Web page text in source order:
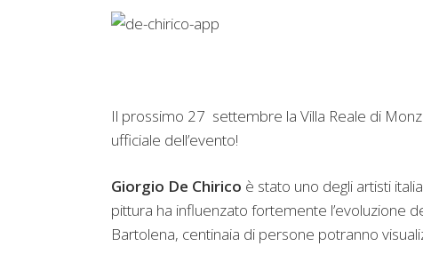
Il prossimo 27 settembre la Villa Reale di
ufficiale dell’evento!
Giorgio De Chirico è stato uno degli artisti
pittura ha influenzato fortemente l’evoluzione
Bartolena, centinaia di persone potranno